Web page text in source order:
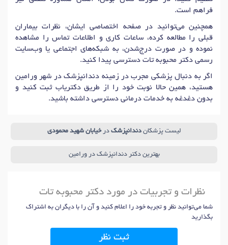
فراهم است.
همچنین می‌توانید در صفحه اختصاصی ایشان، نظرات بیماران
قبلی را مطالعه کرده، ساعات کاری و اطلاعات تماس را مشاهده
نموده و در صورت درج‌شدن، به شبکه‌های اجتماعی یا وب‌سایت
رسمی دکتر محبوبه تات دسترسی پیدا کنید.
اگر به دنبال پزشکی مجرب در زمینه دندانپزشک در شهر ورامین
هستید، همین حالا نوبت خود را از طریق دکتریاب ثبت کنید و
بدون دغدغه به خدمات درمانی دسترسی داشته باشید.
لیست پزشکاندندانپزشک درخیابان شهید محمودی
بهترین دکتر دندانپزشک در ورامین
نظرات و تجربیات در مورد دکتر محبوبه تات
شما می‌توانید نظر و تجربه خود را اعلام کنید و آن را با دیگران به اشتراک
بگذارید
ثبت نظر